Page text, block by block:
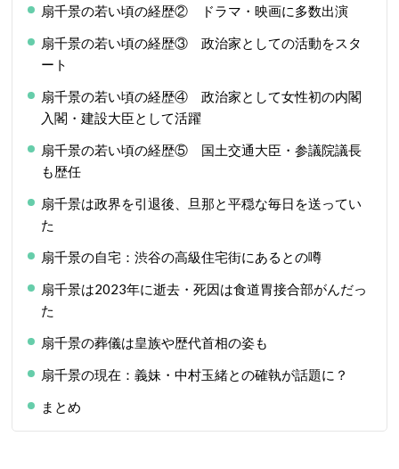
扇千景の若い頃の経歴② ドラマ・映画に多数出演
扇千景の若い頃の経歴③ 政治家としての活動をスタ
ート
扇千景の若い頃の経歴④ 政治家として女性初の内閣
入閣・建設大臣として活躍
扇千景の若い頃の経歴⑤ 国土交通大臣・参議院議長
も歴任
扇千景は政界を引退後、旦那と平穏な毎日を送ってい
た
扇千景の自宅：渋谷の高級住宅街にあるとの噂
扇千景は2023年に逝去・死因は食道胃接合部がんだっ
た
扇千景の葬儀は皇族や歴代首相の姿も
扇千景の現在：義妹・中村玉緒との確執が話題に？
まとめ